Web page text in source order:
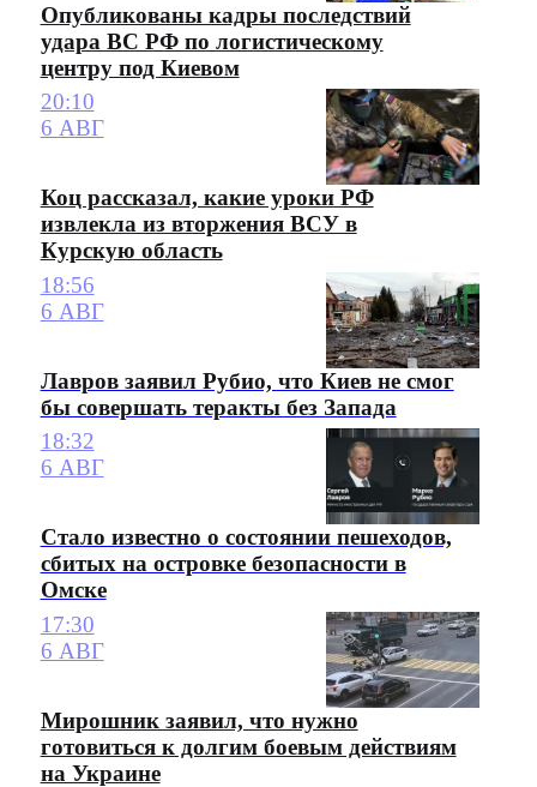
Опубликованы кадры последствий
удара ВС РФ по логистическому
центру под Киевом
20:10
6 АВГ
Коц рассказал, какие уроки РФ
извлекла из вторжения ВСУ в
Курскую область
18:56
6 АВГ
Лавров заявил Рубио, что Киев не смог
бы совершать теракты без Запада
18:32
6 АВГ
Стало известно о состоянии пешеходов,
сбитых на островке безопасности в
Омске
17:30
6 АВГ
Мирошник заявил, что нужно
готовиться к долгим боевым действиям
на Украине